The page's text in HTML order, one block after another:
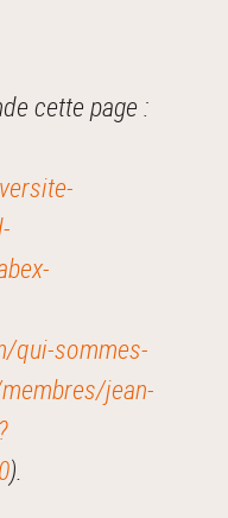
cette page :
qui-sommes-
jean-
).